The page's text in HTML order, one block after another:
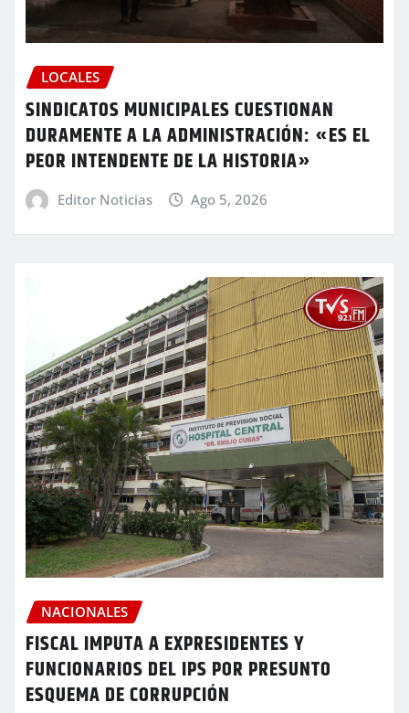
LOCALES
SINDICATOS MUNICIPALES CUESTIONAN
DURAMENTE A LA ADMINISTRACIÓN: «ES EL
PEOR INTENDENTE DE LA HISTORIA»
Editor Noticias Ago 5, 2026
NACIONALES
FISCAL IMPUTA A EXPRESIDENTES Y
FUNCIONARIOS DEL IPS POR PRESUNTO
ESQUEMA DE CORRUPCIÓN